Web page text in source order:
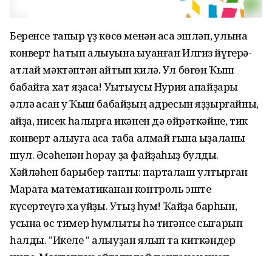
Беренсе тапҡыр үҙ көсө менән аҡса эшләп, ҡулына
конверт һатып алыуына ҡыуанған Илгиз йүгерә-
атлай мәктәптән ҡайтып килә. Ул бөгөн Ҡыш
бабайға хат яҙасаҡ! Уҡытыусы Нурия апайҙары
әллә ҡасан уҡ Ҡыш бабайҙың адресын яҙҙырғайны,
ҡайҙа, нисек һалырға икәнен дә өйрәткәйне, тик
конверт алыуға аҡса таба алмай ғына ыҙаланы
шул. Әсәһенән һорау ҙа файҙаһыҙ булды.
Хәйләһен барыбер тапты: парталаш ултырған
Маратҡа математиканан контроль эште
күсертеүгә хаҡ ҡуйҙы. Утыҙ һум! Ҡайҙа барһын,
усына өс тимер һумлыҡты һә тигәнсе сығарып
һалды. "Икеле " алыуҙан ялҡып та киткәндер